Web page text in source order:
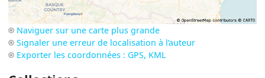
Naviguer sur une carte plus grande
Signaler une erreur de localisation à l’auteur
Exporter les coordonnées : GPS, KML